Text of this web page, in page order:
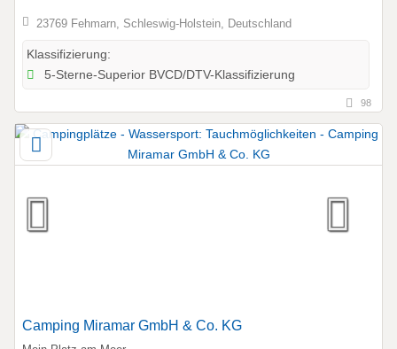
23769 Fehmarn, Schleswig-Holstein, Deutschland
Klassifizierung:
5-Sterne-Superior BVCD/DTV-Klassifizierung
98
Camping Miramar GmbH & Co. KG